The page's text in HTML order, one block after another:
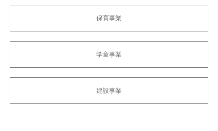
保育事業
学童事業
建設事業